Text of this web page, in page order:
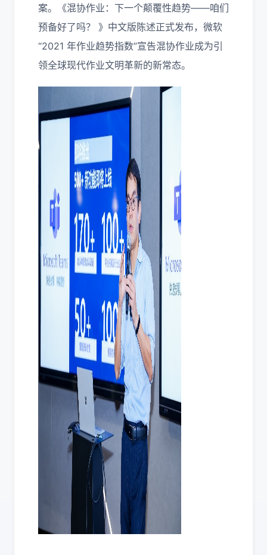
案。《混协作业：下一个颠覆性趋势——咱们
预备好了吗？ 》中文版陈述正式发布，微软
“2021 年作业趋势指数”宣告混协作业成为引
领全球现代作业文明革新的新常态。